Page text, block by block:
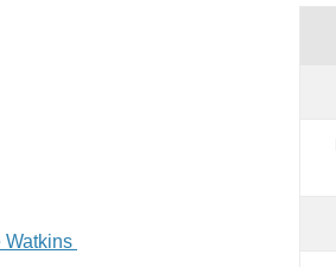
Watkins